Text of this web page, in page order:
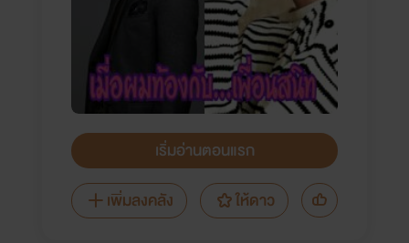
เริ่มอ่านตอนแรก
เพิ่มลงคลัง
ให้ดาว